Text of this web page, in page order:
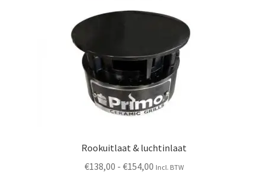
Rookuitlaat & luchtinlaat
€138,00 - €154,00 Prijsklasse:
Incl. BTW